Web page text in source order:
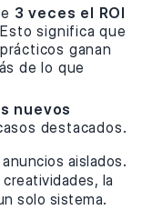
3 veces el ROI
significa que
ganan
de lo que
nuevos
destacados.
aislados.
la
solo sistema.